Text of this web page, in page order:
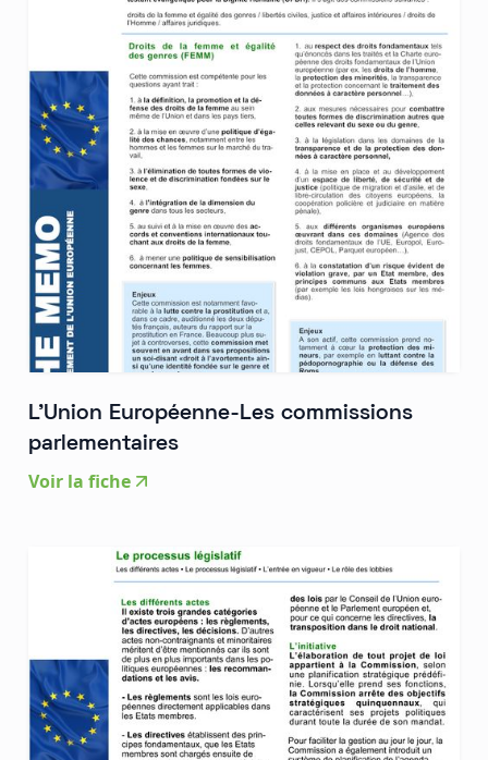
L'Union Européenne-Les commissions
parlementaires
Voir la fiche